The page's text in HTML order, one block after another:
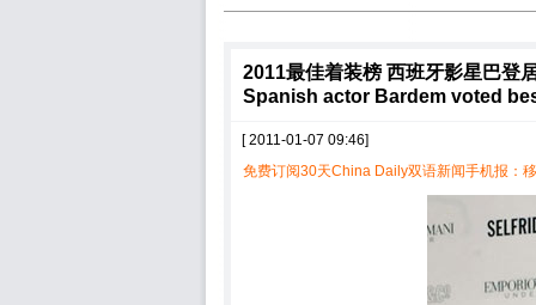
2011最佳着装榜 西班牙影星巴登
Spanish actor Bardem voted
[ 2011-01-07 09:46]
免费订阅30天China Daily双语新闻手机报：